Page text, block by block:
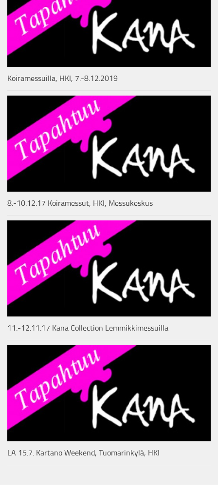
Koiramessuilla, HKI, 7.-8.12.2019
8.-10.12.17 Koiramessut, HKI, Messukeskus
11.-12.11.17 Kana Collection Lemmikkimessuilla
LA 15.7. Kartano Weekend, Tuomarinkylä, HKI